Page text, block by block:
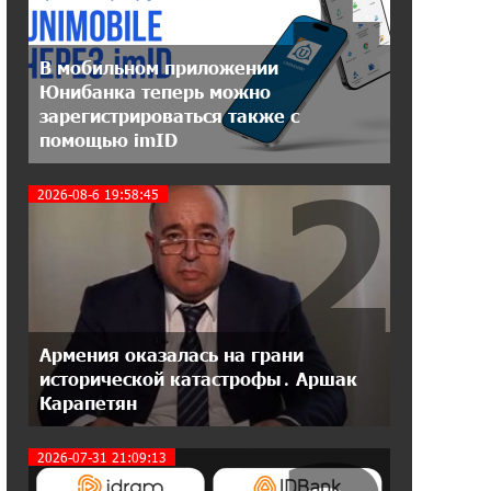
20:31:19 14-07-2026
Юнибанк разыграет поездку в
Италию среди новых держателей
карт Mastercard World «Travel»
Москва–Баку: есть разногласия, но
связи сохраняются. А мы что
18:04:39 13-07-2026
День благодарности клиентам в
Ванадзоре: IDBank
17:07:36 11-07-2026
уничтожить Армению․ Аршак
Карапетян
В мобильном приложении
Юнибанка теперь можно
зарегистрироваться также с
помощью imID
2026-08-6 19:58:45
Армения оказалась на грани
исторической катастрофы․ Аршак
Карапетян
2
2026-07-31 21:09:13